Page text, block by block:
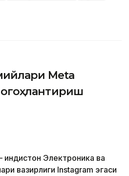
Меtа
Электроника ва
вазирлиги Instagram эгаси